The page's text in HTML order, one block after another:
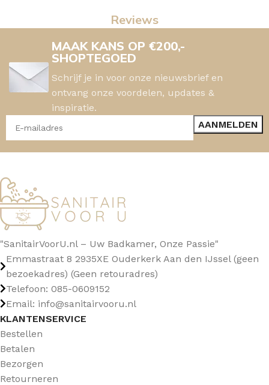
Reviews
MAAK KANS OP €200,-
SHOPTEGOED
Schrijf je in voor onze nieuwsbrief en
ontvang onze voordelen, updates &
inspiratie.
"SanitairVoorU.nl – Uw Badkamer, Onze Passie"
Emmastraat 8 2935XE Ouderkerk Aan den IJssel (geen
bezoekadres) (Geen retouradres)
Telefoon: 085-0609152
Email: info@sanitairvooru.nl
KLANTENSERVICE
Bestellen
Betalen
Bezorgen
Retourneren